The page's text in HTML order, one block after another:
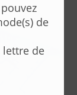
de
lettre de